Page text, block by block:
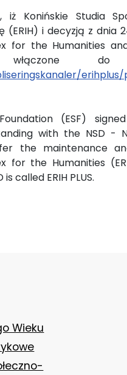
Konińskie Studia
(ERIH) i decyzją z dnia
for the Humanities
włączone
(ESF)
with the NSD -
the maintenance
for the Humanities
called ERIH PLUS.
fotograficznego pt.
Wieku